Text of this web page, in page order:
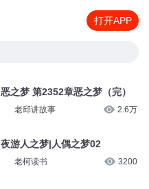
打开APP
恶之梦 第2352章恶之梦（完）
老邱讲故事 2.6万
夜游人之梦|人偶之梦02
老柯读书 3200